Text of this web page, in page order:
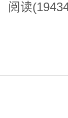
阅读